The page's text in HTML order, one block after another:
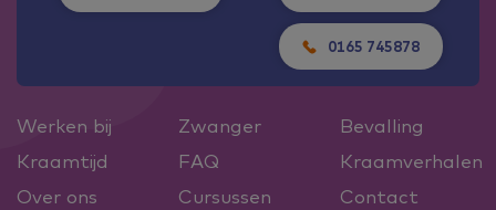
0165 745878
Werken bij Zwanger
Bevalling
Kraamtijd
FAQ
Kraamverhalen
Over ons
Cursussen Contact